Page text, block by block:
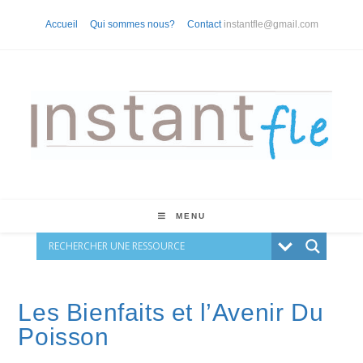
Accueil Qui sommes nous? Contact instantfle@gmail.com
MENU
Les Bienfaits et l’Avenir Du
Poisson